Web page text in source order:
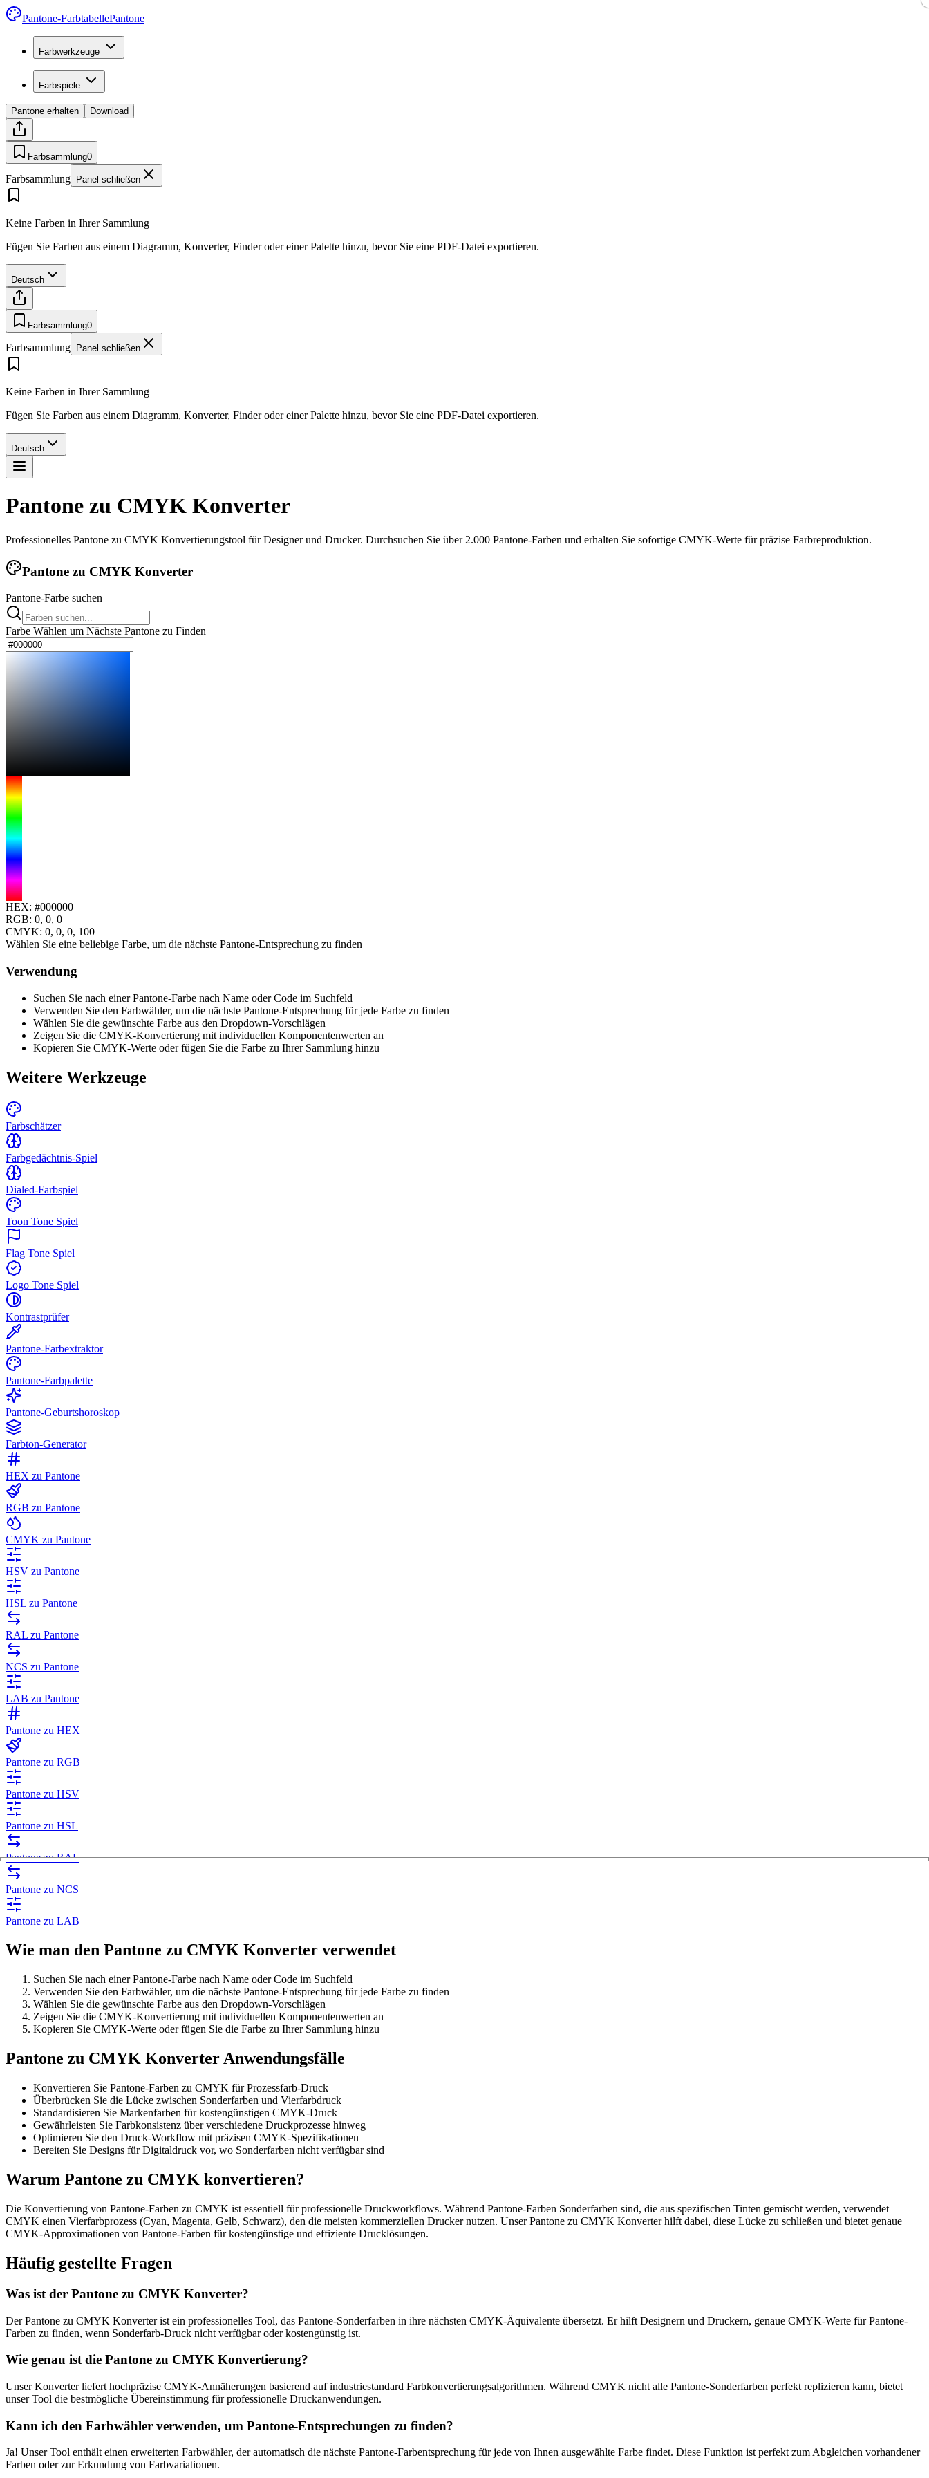
Pantone-FarbtabellePantone
Farbwerkzeuge
Farbspiele
Pantone erhalten Download
Farbsammlung0
Farbsammlung Panel schließen
Keine Farben in Ihrer Sammlung
Fügen Sie Farben aus einem Diagramm, Konverter, Finder oder einer Palette hinzu, bevor Sie eine PDF-Datei exportieren.
Deutsch
Farbsammlung0
Farbsammlung Panel schließen
Keine Farben in Ihrer Sammlung
Fügen Sie Farben aus einem Diagramm, Konverter, Finder oder einer Palette hinzu, bevor Sie eine PDF-Datei exportieren.
Deutsch
Pantone zu CMYK Konverter
Professionelles Pantone zu CMYK Konvertierungstool für Designer und Drucker. Durchsuchen Sie über 2.000 Pantone-Farben und erhalten Sie sofortige CMYK-Werte für präzise Farbreproduktion.
Pantone zu CMYK Konverter
Pantone-Farbe suchen
Farbe Wählen um Nächste Pantone zu Finden
HEX: #000000
RGB: 0, 0, 0
CMYK: 0, 0, 0, 100
Wählen Sie eine beliebige Farbe, um die nächste Pantone-Entsprechung zu finden
Verwendung
Suchen Sie nach einer Pantone-Farbe nach Name oder Code im Suchfeld
Verwenden Sie den Farbwähler, um die nächste Pantone-Entsprechung für jede Farbe zu finden
Wählen Sie die gewünschte Farbe aus den Dropdown-Vorschlägen
Zeigen Sie die CMYK-Konvertierung mit individuellen Komponentenwerten an
Kopieren Sie CMYK-Werte oder fügen Sie die Farbe zu Ihrer Sammlung hinzu
Weitere Werkzeuge
Farbschätzer
Farbgedächtnis-Spiel
Dialed-Farbspiel
Toon Tone Spiel
Flag Tone Spiel
Logo Tone Spiel
Kontrastprüfer
Pantone-Farbextraktor
Pantone-Farbpalette
Pantone-Geburtshoroskop
Farbton-Generator
HEX zu Pantone
RGB zu Pantone
CMYK zu Pantone
HSV zu Pantone
HSL zu Pantone
RAL zu Pantone
NCS zu Pantone
LAB zu Pantone
Pantone zu HEX
Pantone zu RGB
Pantone zu HSV
Pantone zu HSL
Pantone zu RAL
Pantone zu NCS
Pantone zu LAB
Wie man den Pantone zu CMYK Konverter verwendet
Suchen Sie nach einer Pantone-Farbe nach Name oder Code im Suchfeld
Verwenden Sie den Farbwähler, um die nächste Pantone-Entsprechung für jede Farbe zu finden
Wählen Sie die gewünschte Farbe aus den Dropdown-Vorschlägen
Zeigen Sie die CMYK-Konvertierung mit individuellen Komponentenwerten an
Kopieren Sie CMYK-Werte oder fügen Sie die Farbe zu Ihrer Sammlung hinzu
Pantone zu CMYK Konverter Anwendungsfälle
Konvertieren Sie Pantone-Farben zu CMYK für Prozessfarb-Druck
Überbrücken Sie die Lücke zwischen Sonderfarben und Vierfarbdruck
Standardisieren Sie Markenfarben für kostengünstigen CMYK-Druck
Gewährleisten Sie Farbkonsistenz über verschiedene Druckprozesse hinweg
Optimieren Sie den Druck-Workflow mit präzisen CMYK-Spezifikationen
Bereiten Sie Designs für Digitaldruck vor, wo Sonderfarben nicht verfügbar sind
Warum Pantone zu CMYK konvertieren?
Die Konvertierung von Pantone-Farben zu CMYK ist essentiell für professionelle Druckworkflows. Während Pantone-Farben Sonderfarben sind, die aus spezifischen Tinten gemischt werden, verwendet
CMYK einen Vierfarbprozess (Cyan, Magenta, Gelb, Schwarz), den die meisten kommerziellen Drucker nutzen. Unser Pantone zu CMYK Konverter hilft dabei, diese Lücke zu schließen und bietet genaue
CMYK-Approximationen von Pantone-Farben für kostengünstige und effiziente Drucklösungen.
Häufig gestellte Fragen
Was ist der Pantone zu CMYK Konverter?
Der Pantone zu CMYK Konverter ist ein professionelles Tool, das Pantone-Sonderfarben in ihre nächsten CMYK-Äquivalente übersetzt. Er hilft Designern und Druckern, genaue CMYK-Werte für Pantone-
Farben zu finden, wenn Sonderfarb-Druck nicht verfügbar oder kostengünstig ist.
Wie genau ist die Pantone zu CMYK Konvertierung?
Unser Konverter liefert hochpräzise CMYK-Annäherungen basierend auf industriestandard Farbkonvertierungsalgorithmen. Während CMYK nicht alle Pantone-Sonderfarben perfekt replizieren kann, bietet
unser Tool die bestmögliche Übereinstimmung für professionelle Druckanwendungen.
Kann ich den Farbwähler verwenden, um Pantone-Entsprechungen zu finden?
Ja! Unser Tool enthält einen erweiterten Farbwähler, der automatisch die nächste Pantone-Farbentsprechung für jede von Ihnen ausgewählte Farbe findet. Diese Funktion ist perfekt zum Abgleichen vorhandener
Farben oder zur Erkundung von Farbvariationen.